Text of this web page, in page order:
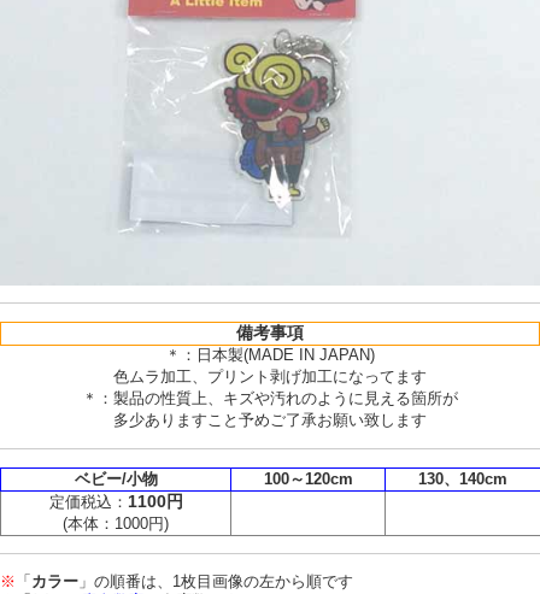
備考事項
＊：日本製(MADE IN JAPAN)
色ムラ加工、プリント剥げ加工になってます
＊：製品の性質上、キズや汚れのように見える箇所が
多少ありますこと予めご了承お願い致します
ベビー/小物 100～120cm
130、140cm
定価税込： 1100円
(本体：1000円)
※ 「カラー 」の順番は、1枚目画像の左から順です